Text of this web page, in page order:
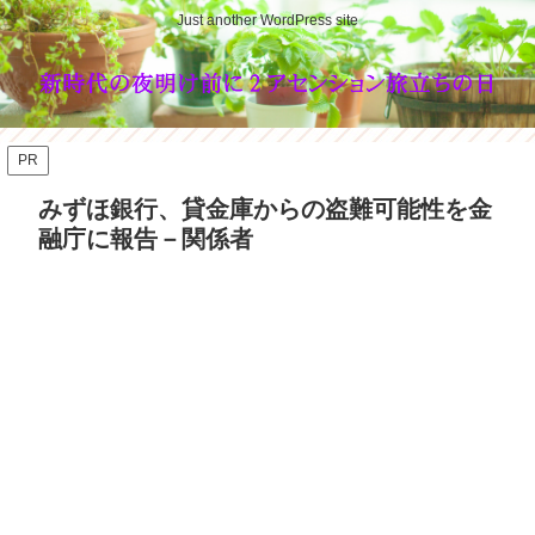
Just another WordPress site
PR
みずほ銀行、貸金庫からの盗難可能性を金
融庁に報告－関係者